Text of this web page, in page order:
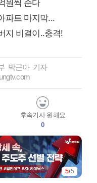
원씩 준다
파트 마지막...
지 비결이..충격!
박근아 기자
후속기사 원해요
0
5/5